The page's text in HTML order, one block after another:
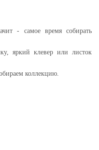
- самое время собирать
яркий клевер или листок
коллекцию.